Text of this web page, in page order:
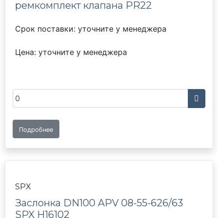
ремкомплект клапана PR22
Срок поставки: уточните у менеджера
Цена: уточните у менеджера
Подробнее
SPX
Заслонка DN100 APV 08-55-626/63
SPX H16102